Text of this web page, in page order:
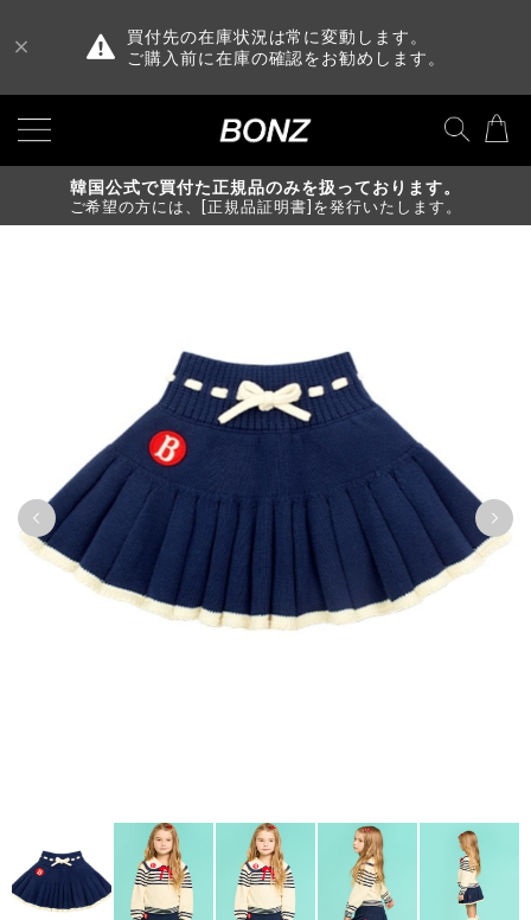
買付先の在庫状況は常に変動します。
ご購入前に在庫の確認をお勧めします。
韓国公式で買付た正規品のみを扱っております。
ご希望の方には、[正規品証明書]を発行いたします。